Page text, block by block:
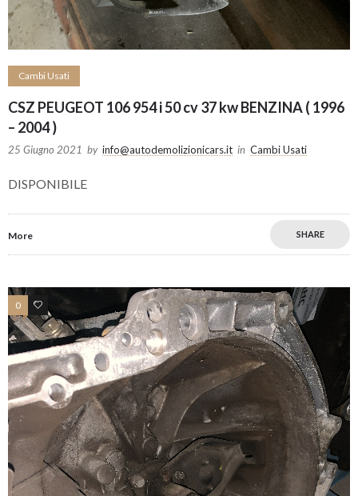
Cambi Usati
CSZ PEUGEOT 106 954 i 50 cv 37 kw BENZINA ( 1996
– 2004 )
25 Giugno 2021 by info@autodemolizionicars.it in Cambi Usati
DISPONIBILE
More SHARE
0 0